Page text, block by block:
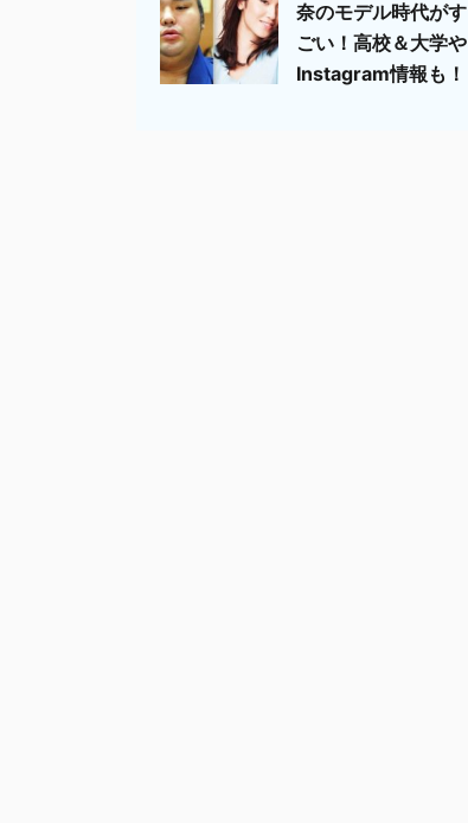
奈のモデル時代がす
ごい！高校＆大学や
Instagram情報も！